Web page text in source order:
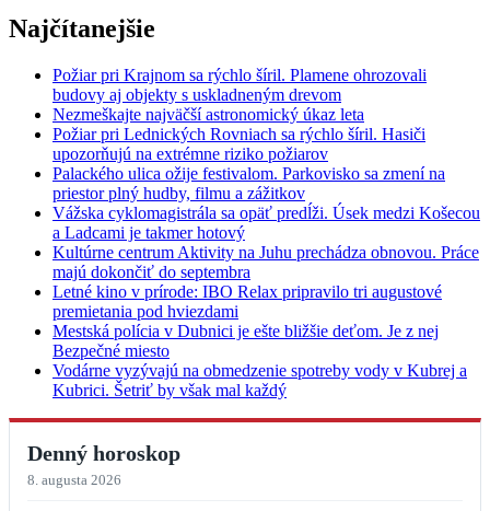
Najčítanejšie
Požiar pri Krajnom sa rýchlo šíril. Plamene ohrozovali
budovy aj objekty s uskladneným drevom
Nezmeškajte najväčší astronomický úkaz leta
Požiar pri Lednických Rovniach sa rýchlo šíril. Hasiči
upozorňujú na extrémne riziko požiarov
Palackého ulica ožije festivalom. Parkovisko sa zmení na
priestor plný hudby, filmu a zážitkov
Vážska cyklomagistrála sa opäť predĺži. Úsek medzi Košecou
a Ladcami je takmer hotový
Kultúrne centrum Aktivity na Juhu prechádza obnovou. Práce
majú dokončiť do septembra
Letné kino v prírode: IBO Relax pripravilo tri augustové
premietania pod hviezdami
Mestská polícia v Dubnici je ešte bližšie deťom. Je z nej
Bezpečné miesto
Vodárne vyzývajú na obmedzenie spotreby vody v Kubrej a
Kubrici. Šetriť by však mal každý
Denný horoskop
8. augusta 2026